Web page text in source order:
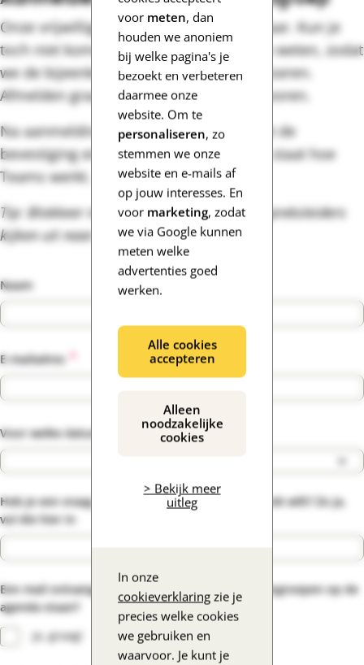
voor meten, dan
houden we anoniem
bij welke pagina's je
bezoekt en verbeteren
daarmee onze
website. Om te
personaliseren, zo
stemmen we onze
website en e-mails af
op jouw interesses. En
voor marketing, zodat
we via Google kunnen
meten welke
advertenties goed
werken.
Alle cookies
accepteren
Alleen
noodzakelijke
cookies
> Bekijk meer
uitleg
In onze
cookieverklaring zie je
precies welke cookies
we gebruiken en
waarvoor. Je kunt je
Onze vrijwilligers staan graag voor je klaar. Kun je
toch niet komen? Laat het ons dan even weten, zodat
we de bijeenkomst goed kunnen organiseren.
Afmelden graag uiterlijk één dag van tevoren.
Na aanmelding ontvang je een mail met de
bevestiging en een handleiding waar in staat hoe
Teams werkt.
Tip: Blokkeer meteen je agenda. Onze gespreksleiders
kijken uit naar je komst.
Naam
E-mailadres*
Voor welke datum wil jij je aanmelden?*
Heb je een vraag of ervaring waarover je in gesprek wilt? Zo ja,
vul die hier in
Een mail ontvangen als er nieuwe online gespreksgroepen op de
agenda staan?
Ja, graag!